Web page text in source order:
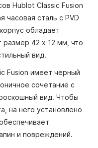
Hublot Classic Fusion
часовая сталь с PVD
обладает
размер 42 x 12 мм, что
вид.
Fusion имеет черный
сочетание с
вид. Чтобы
на него установлено
и повреждений.